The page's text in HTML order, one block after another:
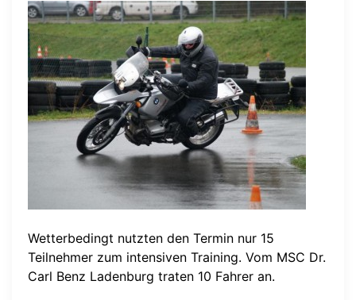
Wetterbedingt nutzten den Termin nur 15
Teilnehmer zum intensiven Training. Vom MSC Dr.
Carl Benz Ladenburg traten 10 Fahrer an.